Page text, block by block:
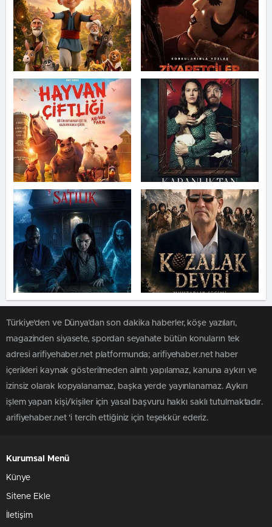
Türkiye'den ve Dünya’dan son dakika haberler, köşe yazıları,
magazinden siyasete, spordan seyahate bütün konuların tek
adresi arifiyehaber.net platformunda; arifiyehaber.net haber
içerikleri kaynak gösterilmeden alıntı yapılamaz, kanuna aykırı ve
izinsiz olarak kopyalanamaz, başka yerde yayınlanamaz. Aykırı
işlem yapan kişi/kişiler için yasal başvuru hakkı saklı tutulmaktadır.
arifiyehaber.net 'i tercih ettiğiniz için teşekkür ederiz.
Kurumsal Menü
Künye
Sitene Ekle
İletişim